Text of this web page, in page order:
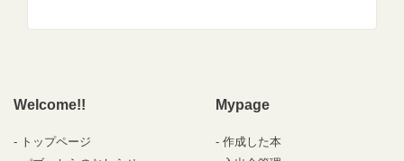
Welcome!!
トップページ
Mypage
作成した本